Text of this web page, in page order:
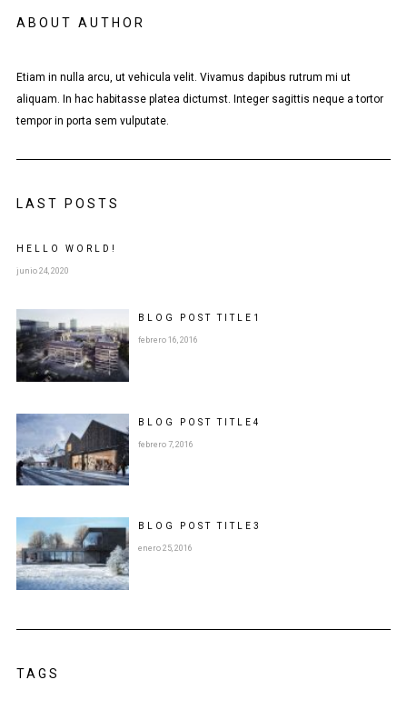
ABOUT AUTHOR
Etiam in nulla arcu, ut vehicula velit. Vivamus dapibus rutrum mi ut
aliquam. In hac habitasse platea dictumst. Integer sagittis neque a tortor
tempor in porta sem vulputate.
LAST POSTS
HELLO WORLD!
junio 24, 2020
BLOG POSTTITLE 1
febrero 16, 2016
BLOG POSTTITLE 4
febrero 7, 2016
BLOG POSTTITLE 3
enero 25, 2016
TAGS